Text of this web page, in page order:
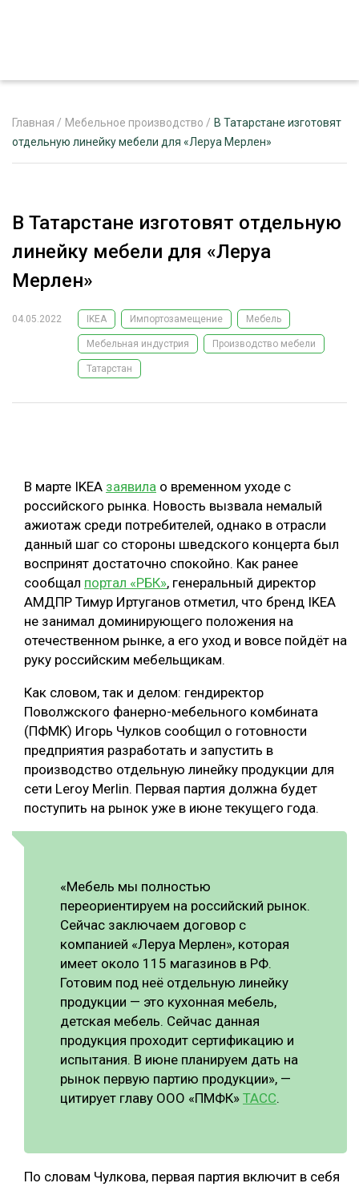
РЕКЛАМОДАТЕЛЯМ
ЛЕСНОЕ ХОЗЯЙСТВО
ЛЕСОЗАГОТОВКА
ОБРАБОТКА ДРЕВЕСИНЫ
ЛОГИСТИКА
ПРОИЗВОДСТВО ДРЕВЕСНЫХ ПЛИТ
ЦБП
КОМПЛЕКСНАЯ ПЕРЕРАБОТКА
ЛЕСОПИЛЕНИЕ
ДЕРЕВЯННОЕ ДОМОСТРОЕНИЕ
БЕЗОПАСНОЕ ПРОИЗВОДСТВО
СОРТИРОВКА ДРЕВЕСИНЫ
СУШКА ДРЕВЕСИНЫ
МЕБЕЛЬНОЕ ПРОИЗВОДСТВО
ПОДБОРКИ СТАТЕЙ
ЭКСПЕРТНОЕ МНЕНИЕ
Главная / Мебельное производство / В Татарстане изготовят
отдельную линейку мебели для «Леруа Мерлен»
В Татарстане изготовят отдельную
линейку мебели для «Леруа
Мерлен»
04.05.2022 IKEA Импортозамещение Мебель
Мебельная индустрия Производство мебели
Татарстан
В марте IKEA заявила о временном уходе с
российского рынка. Новость вызвала немалый
ажиотаж среди потребителей, однако в отрасли
данный шаг со стороны шведского концерта был
воспринят достаточно спокойно. Как ранее
сообщал портал «РБК», генеральный директор
АМДПР Тимур Иртуганов отметил, что бренд IKEA
не занимал доминирующего положения на
отечественном рынке, а его уход и вовсе пойдёт на
руку российским мебельщикам.
Как словом, так и делом: гендиректор
Поволжского фанерно-мебельного комбината
(ПФМК) Игорь Чулков сообщил о готовности
предприятия разработать и запустить в
производство отдельную линейку продукции для
сети Leroy Merlin. Первая партия должна будет
поступить на рынок уже в июне текущего года.
«Мебель мы полностью
переориентируем на российский рынок.
Сейчас заключаем договор с
компанией «Леруа Мерлен», которая
имеет около 115 магазинов в РФ.
Готовим под неё отдельную линейку
продукции — это кухонная мебель,
детская мебель. Сейчас данная
продукция проходит сертификацию и
испытания. В июне планируем дать на
рынок первую партию продукции», —
цитирует главу ООО «ПМФК» ТАСС.
По словам Чулкова, первая партия включит в себя